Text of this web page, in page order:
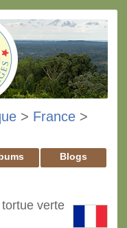
> France >
Blogs
verte